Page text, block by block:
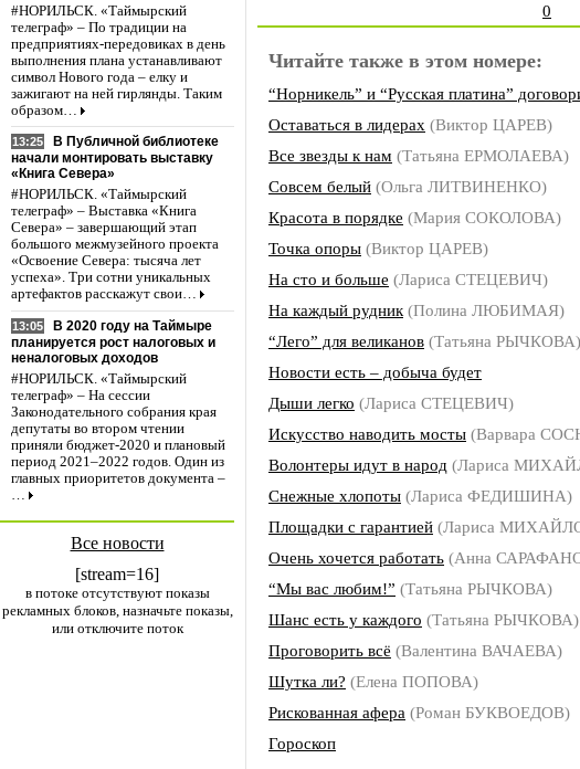
#НОРИЛЬСК. «Таймырский
телеграф» – По традиции на
предприятиях-передовиках в день
выполнения плана устанавливают
символ Нового года – елку и
зажигают на ней гирлянды. Таким
образом…
13:25
В Публичной библиотеке
начали монтировать выставку
«Книга Севера»
#НОРИЛЬСК. «Таймырский
телеграф» – Выставка «Книга
Севера» – завершающий этап
большого межмузейного проекта
«Освоение Севера: тысяча лет
успеха». Три сотни уникальных
артефактов расскажут свои…
13:05
В 2020 году на Таймыре
планируется рост налоговых и
неналоговых доходов
#НОРИЛЬСК. «Таймырский
телеграф» – На сессии
Законодательного собрания края
депутаты во втором чтении
приняли бюджет-2020 и плановый
период 2021–2022 годов. Один из
главных приоритетов документа –
…
Все новости
[stream=16]
в потоке отсутствуют показы
рекламных блоков, назначьте показы,
или отключите поток
0
Читайте также в этом номере:
“Норникель” и “Русская платина”
Оставаться в лидерах (Виктор ЦАРЕВ)
Все звезды к нам (Татьяна ЕРМОЛАЕВА)
Совсем белый (Ольга ЛИТВИНЕНКО)
Красота в порядке (Мария СОКОЛОВА)
Точка опоры (Виктор ЦАРЕВ)
На сто и больше (Лариса СТЕЦЕВИЧ)
На каждый рудник (Полина ЛЮБИМАЯ)
“Лего” для великанов (Татьяна РЫЧКОВА)
Новости есть – добыча будет
Дыши легко (Лариса СТЕЦЕВИЧ)
Искусство наводить мосты (Варвара
Волонтеры идут в народ (Лариса
Снежные хлопоты (Лариса ФЕДИШИНА)
Площадки с гарантией (Лариса
Очень хочется работать (Анна
“Мы вас любим!” (Татьяна РЫЧКОВА)
Шанс есть у каждого (Татьяна РЫЧКОВА)
Проговорить всё (Валентина ВАЧАЕВА)
Шутка ли? (Елена ПОПОВА)
Рискованная афера (Роман БУКВОЕДОВ)
Гороскоп